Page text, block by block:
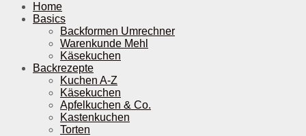
Home
Basics
Backformen Umrechner
Warenkunde Mehl
Käsekuchen
Backrezepte
Kuchen A-Z
Käsekuchen
Apfelkuchen & Co.
Kastenkuchen
Torten